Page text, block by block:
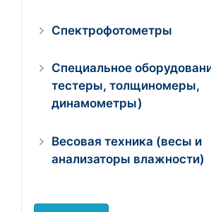
Спектрофотометры
Специальное
тестеры, толщиномеры,
динамометры)
Весовая техника (весы и
анализаторы влажности)